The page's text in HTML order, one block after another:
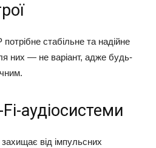
стабільне та надійне
них — не варіант, адже будь-
Fi-аудіосистеми
від імпульсних